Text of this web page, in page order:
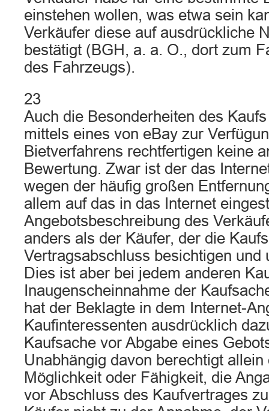
einstehen wollen, was etwa sein
Verkäufer diese auf ausdrückliche
bestätigt (BGH, a. a. O., dort zum
des Fahrzeugs).
23
Auch die Besonderheiten des
mittels eines von eBay zur
Bietverfahrens rechtfertigen keine
Bewertung. Zwar ist der das
wegen der häufig großen
allem auf das in das Internet
Angebotsbeschreibung des
anders als der Käufer, der die
Vertragsabschluss besichtigen und
Dies ist aber bei jedem anderen
Inaugenscheinnahme der
hat der Beklagte in dem Internet-
Kaufinteressenten ausdrücklich
Kaufsache vor Abgabe eines
Unabhängig davon berechtigt
Möglichkeit oder Fähigkeit, die
vor Abschluss des Kaufvertrages